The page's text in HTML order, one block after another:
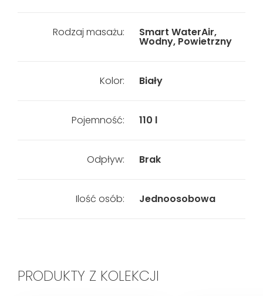
Rodzaj masażu: Smart WaterAir,
Wodny, Powietrzny
Kolor: Biały
Pojemność: 110 l
Odpływ: Brak
Ilość osób: Jednoosobowa
PRODUKTY Z KOLEKCJI